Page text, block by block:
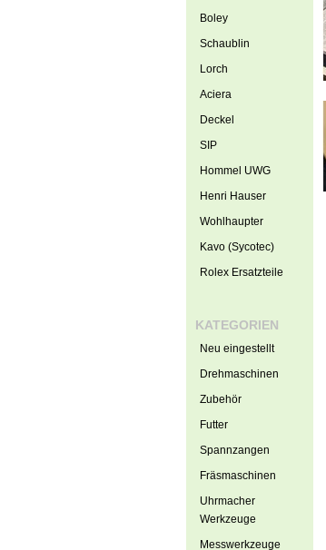
Boley
Schaublin
Lorch
Aciera
Deckel
SIP
Hommel UWG
Henri Hauser
Wohlhaupter
Kavo (Sycotec)
Rolex Ersatzteile
KATEGORIEN
Neu eingestellt
Drehmaschinen
Zubehör
Futter
Spannzangen
Fräsmaschinen
Uhrmacher
Werkzeuge
Messwerkzeuge